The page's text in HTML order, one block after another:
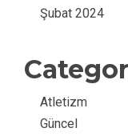
Şubat 2024
Atletizm
Güncel